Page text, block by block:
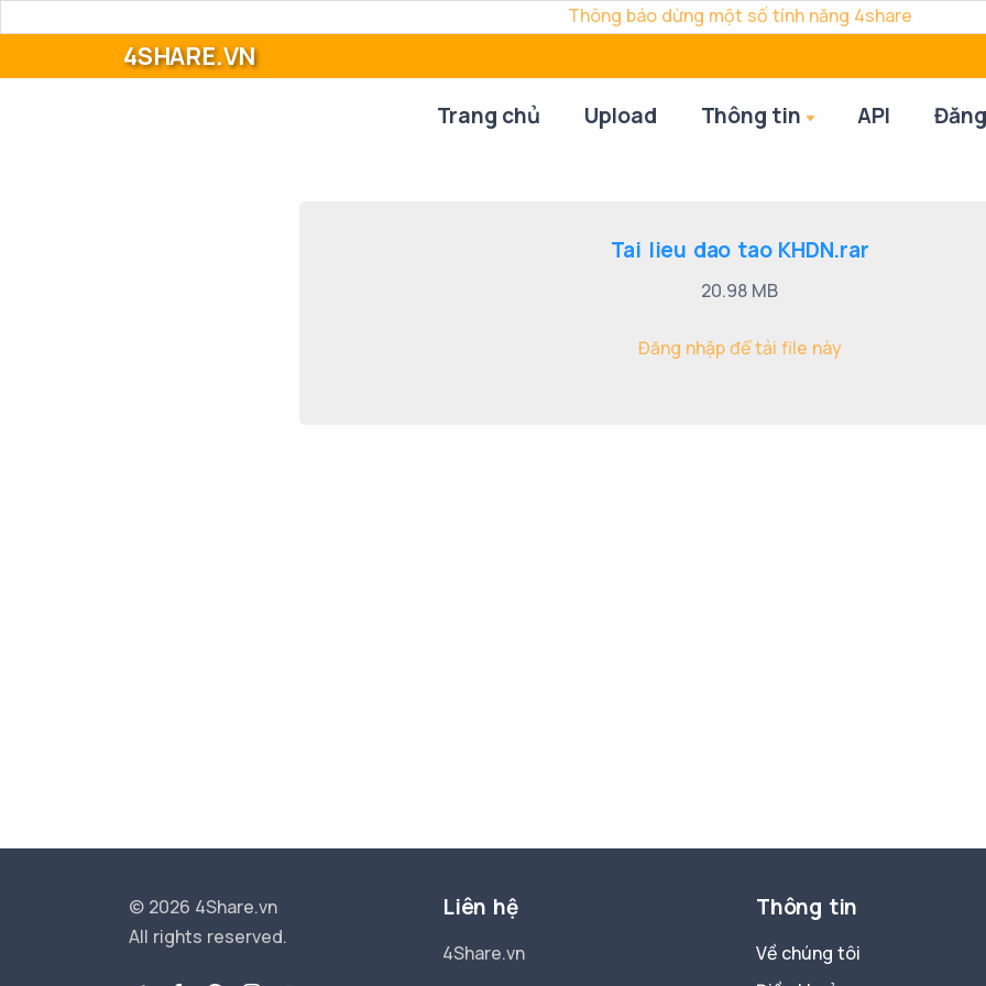
Thông báo dừng một số tính năng 4share
4SHARE.VN
Trang chủ Upload Thông tin API
Tai lieu dao tao KHDN.rar
20.98 MB
Đăng nhập để tải file này
© 2026 4Share.vn
All rights reserved.
Liên hệ
4Share.vn
Thông tin
Về chúng tôi